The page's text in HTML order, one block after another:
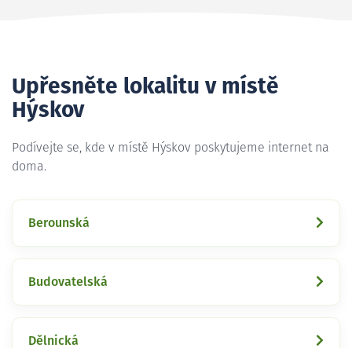
Upřesněte lokalitu v místě
Hýskov
Podívejte se, kde v místě Hýskov poskytujeme internet na
doma.
Berounská
Budovatelská
Dělnická